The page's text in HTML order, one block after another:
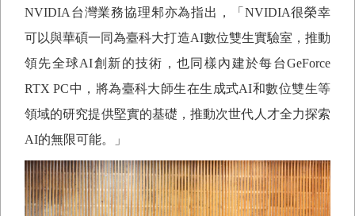
NVIDIA 台灣業務協理邾亦為指出，「 NVIDIA很榮幸
可以與華碩一同為臺科大打造AI數位雙生實驗室，推動
領先全球AI創新的技術，也同樣內建於每台GeForce
RTX PC中，將為臺科大師生在生成式AI和數位雙生等
領域的研究提供堅實的基礎，推動次世代人才全力探索
AI的無限可能。」